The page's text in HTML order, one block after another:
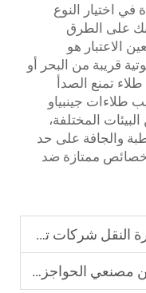
النوع
الطرق
هو
من البحر أو
تمنع الصدأ
جينبياو
المختلفة،
والجافة على حد
ممتازة ضد
المعدنية للطرق السريعة